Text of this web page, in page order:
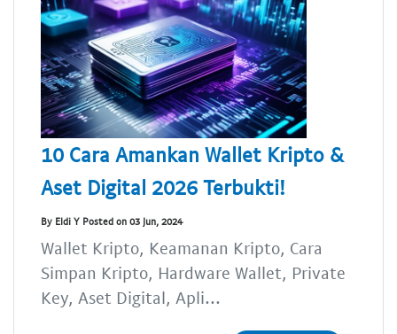
10 Cara Amankan Wallet Kripto &
Aset Digital 2026 Terbukti!
By Eldi Y Posted on 03 Jun, 2024
Wallet Kripto, Keamanan Kripto, Cara
Simpan Kripto, Hardware Wallet, Private
Key, Aset Digital, Apli...